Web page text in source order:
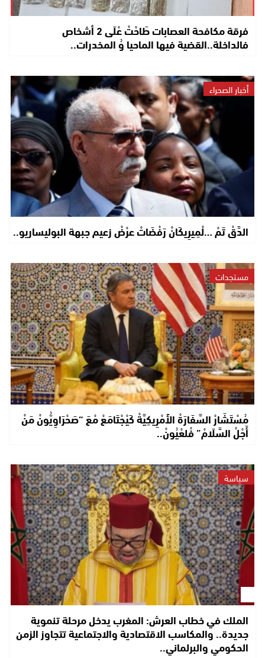
فرقة مكافحة العصابات طَاحْتْ عْلَى 2 أشخاص
فالداخلة..القضية فيها الماحيا وُ المخدرات..
أخبار الصحراء
الدَّقْ تَمْ …لْمِيرِيكَانْ رَفْضَاتْ عرْضْ زعيم جبهة البوليساريو..
مستجدات
مُسْتَشَارْ السَّفَارَةْ الأَمْرِيكِيَّةْ كَيْجْتَامَعْ مْعَ “صَحْرَاوِيُّونْ مَنْ
أَجْلْ السَّلَامْ” فْلعْيُونْ..
سياسة
الملك في خطاب العرش: المغرب يدخل مرحلة تنموية
جديدة.. والمكاسب الاقتصادية والاجتماعية تتجاوز الزمن
الحكومي والبرلماني..